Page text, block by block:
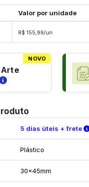
Valor por unidade
R$ 155,99/un
NOVO
Arte
5 dias úteis + frete
Plástico
30x45mm